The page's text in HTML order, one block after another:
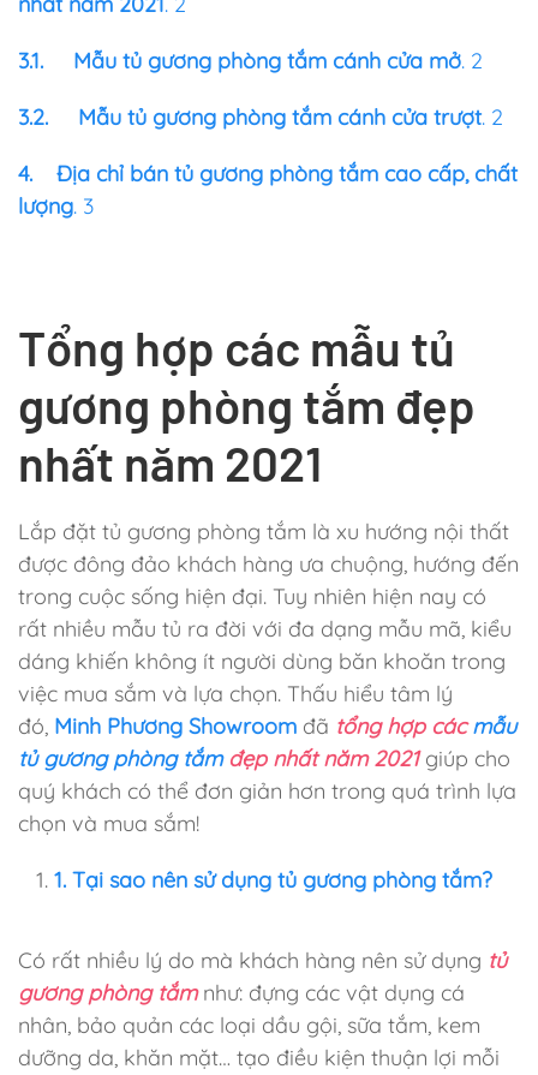
3.1. Mẫu tủ gương phòng tắm cánh cửa mở. 2
3.2. Mẫu tủ gương phòng tắm cánh cửa trượt. 2
4.
Địa chỉ bán tủ gương phòng tắm cao cấp, chất
lượng. 3
Tổng hợp các mẫu tủ
gương phòng tắm đẹp
nhất năm 2021
Lắp đặt tủ gương phòng tắm là xu hướng nội thất
được đông đảo khách hàng ưa chuộng, hướng đến
trong cuộc sống hiện đại. Tuy nhiên hiện nay có
rất nhiều mẫu tủ ra đời với đa dạng mẫu mã, kiểu
dáng khiến không ít người dùng băn khoăn trong
việc mua sắm và lựa chọn. Thấu hiểu tâm lý
đó, Minh Phương Showroom đã tổng hợp cácmẫu
tủ gương phòng tắmđẹp nhất năm 2021giúp cho
quý khách có thể đơn giản hơn trong quá trình lựa
chọn và mua sắm!
1. Tại sao nên sử dụng tủ gương phòng tắm?
Có rất nhiều lý do mà khách hàng nên sử dụng tủ
gương phòng tắmnhư: đựng các vật dụng cá
nhân, bảo quản các loại dầu gội, sữa tắm, kem
dưỡng da, khăn mặt… tạo điều kiện thuận lợi mỗi